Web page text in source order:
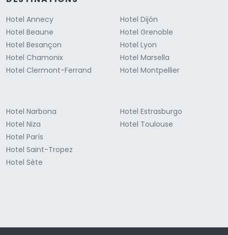
Hotel Annecy
Hotel Beaune
Hotel Besançon
Hotel Chamonix
Hotel Clermont-Ferrand
Hotel Dijón
Hotel Grenoble
Hotel Lyon
Hotel Marsella
Hotel Montpellier
Hotel Narbona
Hotel Niza
Hotel París
Hotel Saint-Tropez
Hotel Sète
Hotel Estrasburgo
Hotel Toulouse